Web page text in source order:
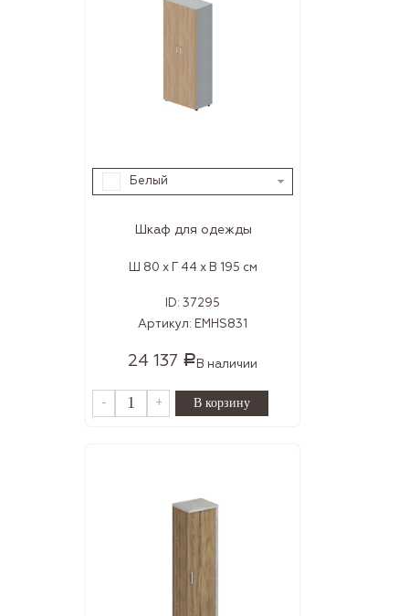
Белый
Шкаф для одежды
Ш 80 x Г 44 x В 195 см
ID: 37295
Артикул: EMHS831
24 137 Р В наличии
- +